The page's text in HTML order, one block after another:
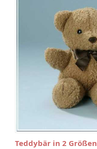
Teddybär in 2 Größen